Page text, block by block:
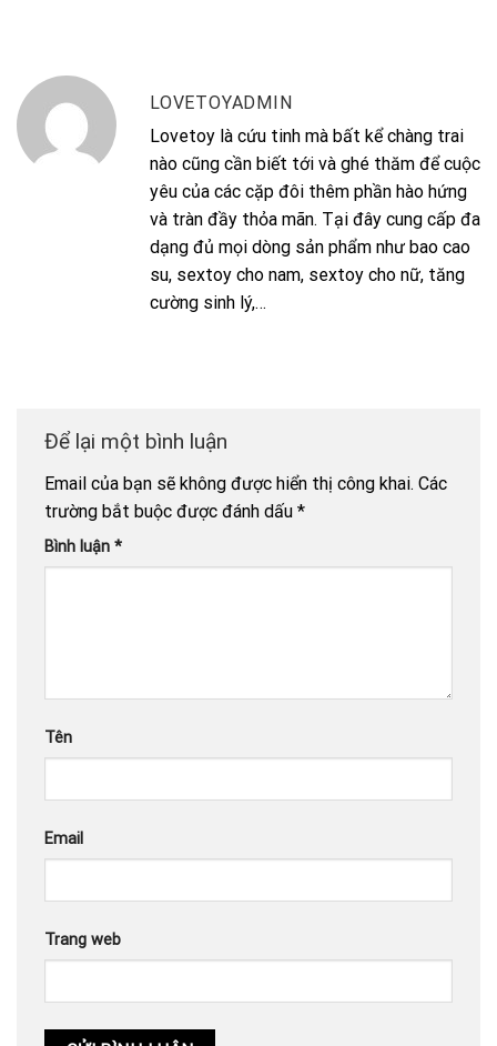
LOVETOYADMIN
Lovetoy là cứu tinh mà bất kể chàng trai
nào cũng cần biết tới và ghé thăm để cuộc
yêu của các cặp đôi thêm phần hào hứng
và tràn đầy thỏa mãn. Tại đây cung cấp đa
dạng đủ mọi dòng sản phẩm như bao cao
su, sextoy cho nam, sextoy cho nữ, tăng
cường sinh lý,…
Để lại một bình luận
Email của bạn sẽ không được hiển thị công khai. Các
trường bắt buộc được đánh dấu *
Bình luận *
Tên
Email
Trang web